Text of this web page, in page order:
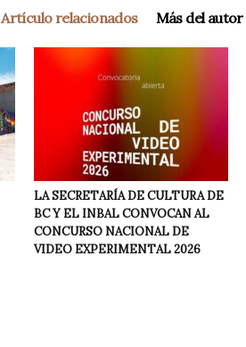
Artículo relacionados Más del autor
LA SECRETARÍA DE CULTURA DE
BC Y EL INBAL CONVOCAN AL
CONCURSO NACIONAL DE
VIDEO EXPERIMENTAL 2026